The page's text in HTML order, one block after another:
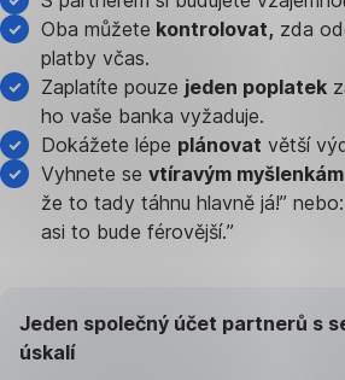
Oba můžete kontrolovat, zda
platby včas.
Zaplatíte pouze jeden poplatek
ho vaše banka vyžaduje.
Dokážete lépe plánovat větší
Vyhnete se vtíravým myšlenkám
že to tady táhnu hlavně já!”
asi to bude férovější.”
Jeden společný účet partnerů s
úskalí